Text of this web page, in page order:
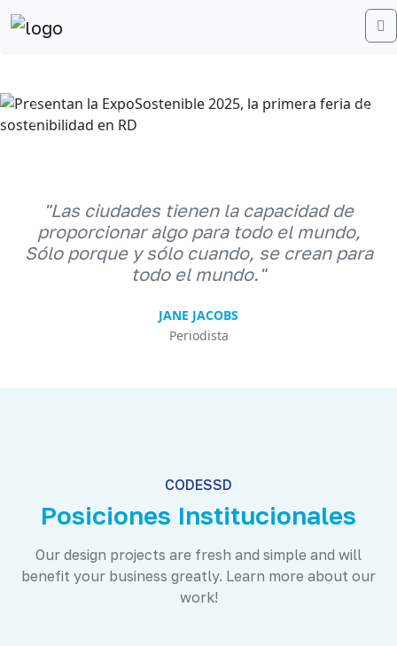
Anterior
"Las ciudades tienen la capacidad de
proporcionar algo para todo el mundo,
Sólo porque y sólo cuando, se crean para
todo el mundo."
JANE JACOBS
Periodista
CODESSD
Posiciones Institucionales
Our design projects are fresh and simple and will
benefit your business greatly. Learn more about our
work!